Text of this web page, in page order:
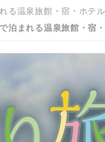
る温泉旅館・宿・ホテル
泊まれる温泉旅館・宿